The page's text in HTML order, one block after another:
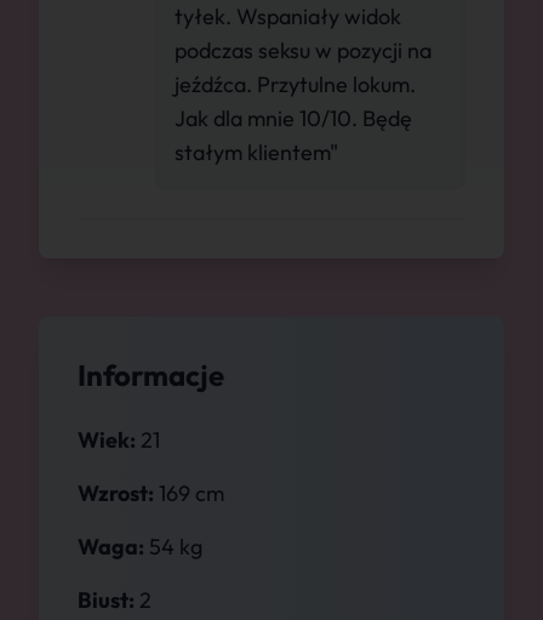
Informacje
Wiek: 21
Wzrost: 169 cm
Waga: 54 kg
Biust: 2
tyłek. Wspaniały widok
podczas seksu w pozycji na
jeźdźca. Przytulne lokum.
Jak dla mnie 10/10. Będę
stałym klientem"